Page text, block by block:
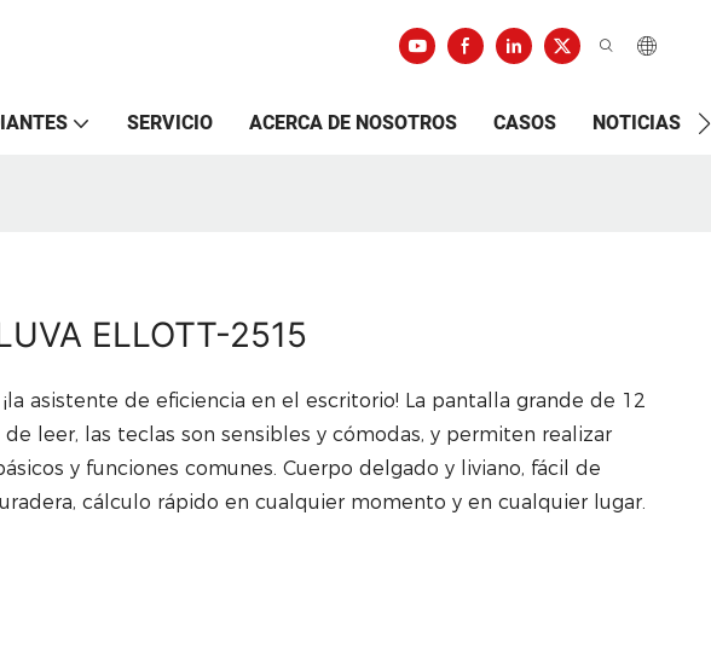
SERVICIO ACERCA DE NOSOTROS CASOS NOTICIAS
ELLOTT-2515
asistente de eficiencia en el escritorio! La pantalla grande de 12
leer, las teclas son sensibles y cómodas, y permiten realizar
y funciones comunes. Cuerpo delgado y liviano, fácil de
cálculo rápido en cualquier momento y en cualquier lugar.